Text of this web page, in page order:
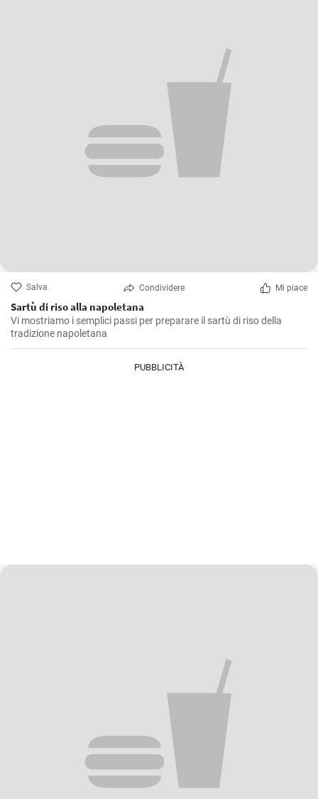
Salva Condividere Mi piace
Sartù di riso alla napoletana
Vi mostriamo i semplici passi per preparare il sartù di riso della
tradizione napoletana
PUBBLICITÀ